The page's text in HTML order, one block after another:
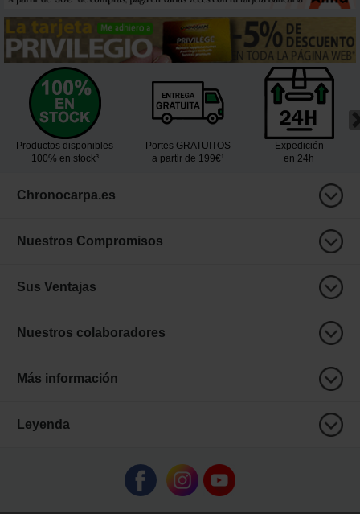
Productos disponibles
100% en stock³
Portes GRATUITOS
a partir de 199€¹
Expedición
en 24h
Chronocarpa.es
Nuestros Compromisos
Sus Ventajas
Nuestros colaboradores
Más información
Leyenda